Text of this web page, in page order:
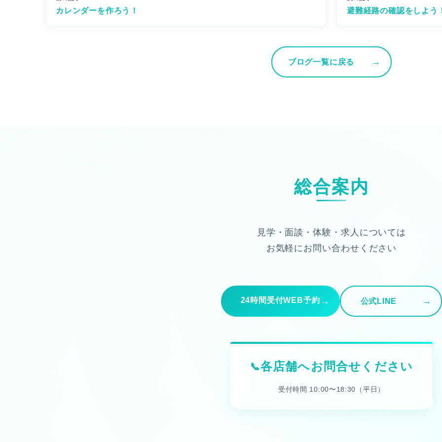
カレンダーを作ろう！ 避難経路の確認をしよう
ブログ一覧に戻る
総合案内
見学・面談・体験・求人については
お気軽にお問い合わせください
24時間受付WEB予約 公式LINE
各店舗へお問合せください
受付時間 10:00〜18:30（平日）